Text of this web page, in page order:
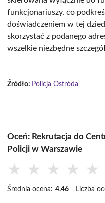
funkcjonariuszy, co
doświadczeniem w tej
skorzystać z podanego
wszelkie niezbędne
Źródło: Policja Ostróda
Oceń: Rekrutacja do
Policji w Warszawie
★ ★ ★ ★ ★
Średnia ocena: 4.46 Liczba